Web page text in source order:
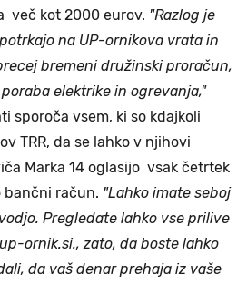
več kot 2000 eurov. "Razlog je
na UP-ornikova vrata in
bremeni družinski proračun,
elektrike in ogrevanja,"
sporoča vsem, ki so kdajkoli
TRR, da se lahko v njihovi
Marka 14 oglasijo vsak četrtek
bančni račun. "Lahko imate seboj
Pregledate lahko vse prilive
ornik.si., zato, da boste lahko
da vaš denar prehaja iz vaše